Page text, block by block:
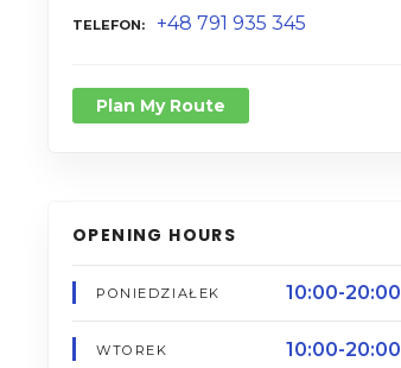
TELEFON +48 791 935 345
Plan My Route
OPENING HOURS
PONIEDZIAŁEK 10:00-20:00
WTOREK 10:00-20:00